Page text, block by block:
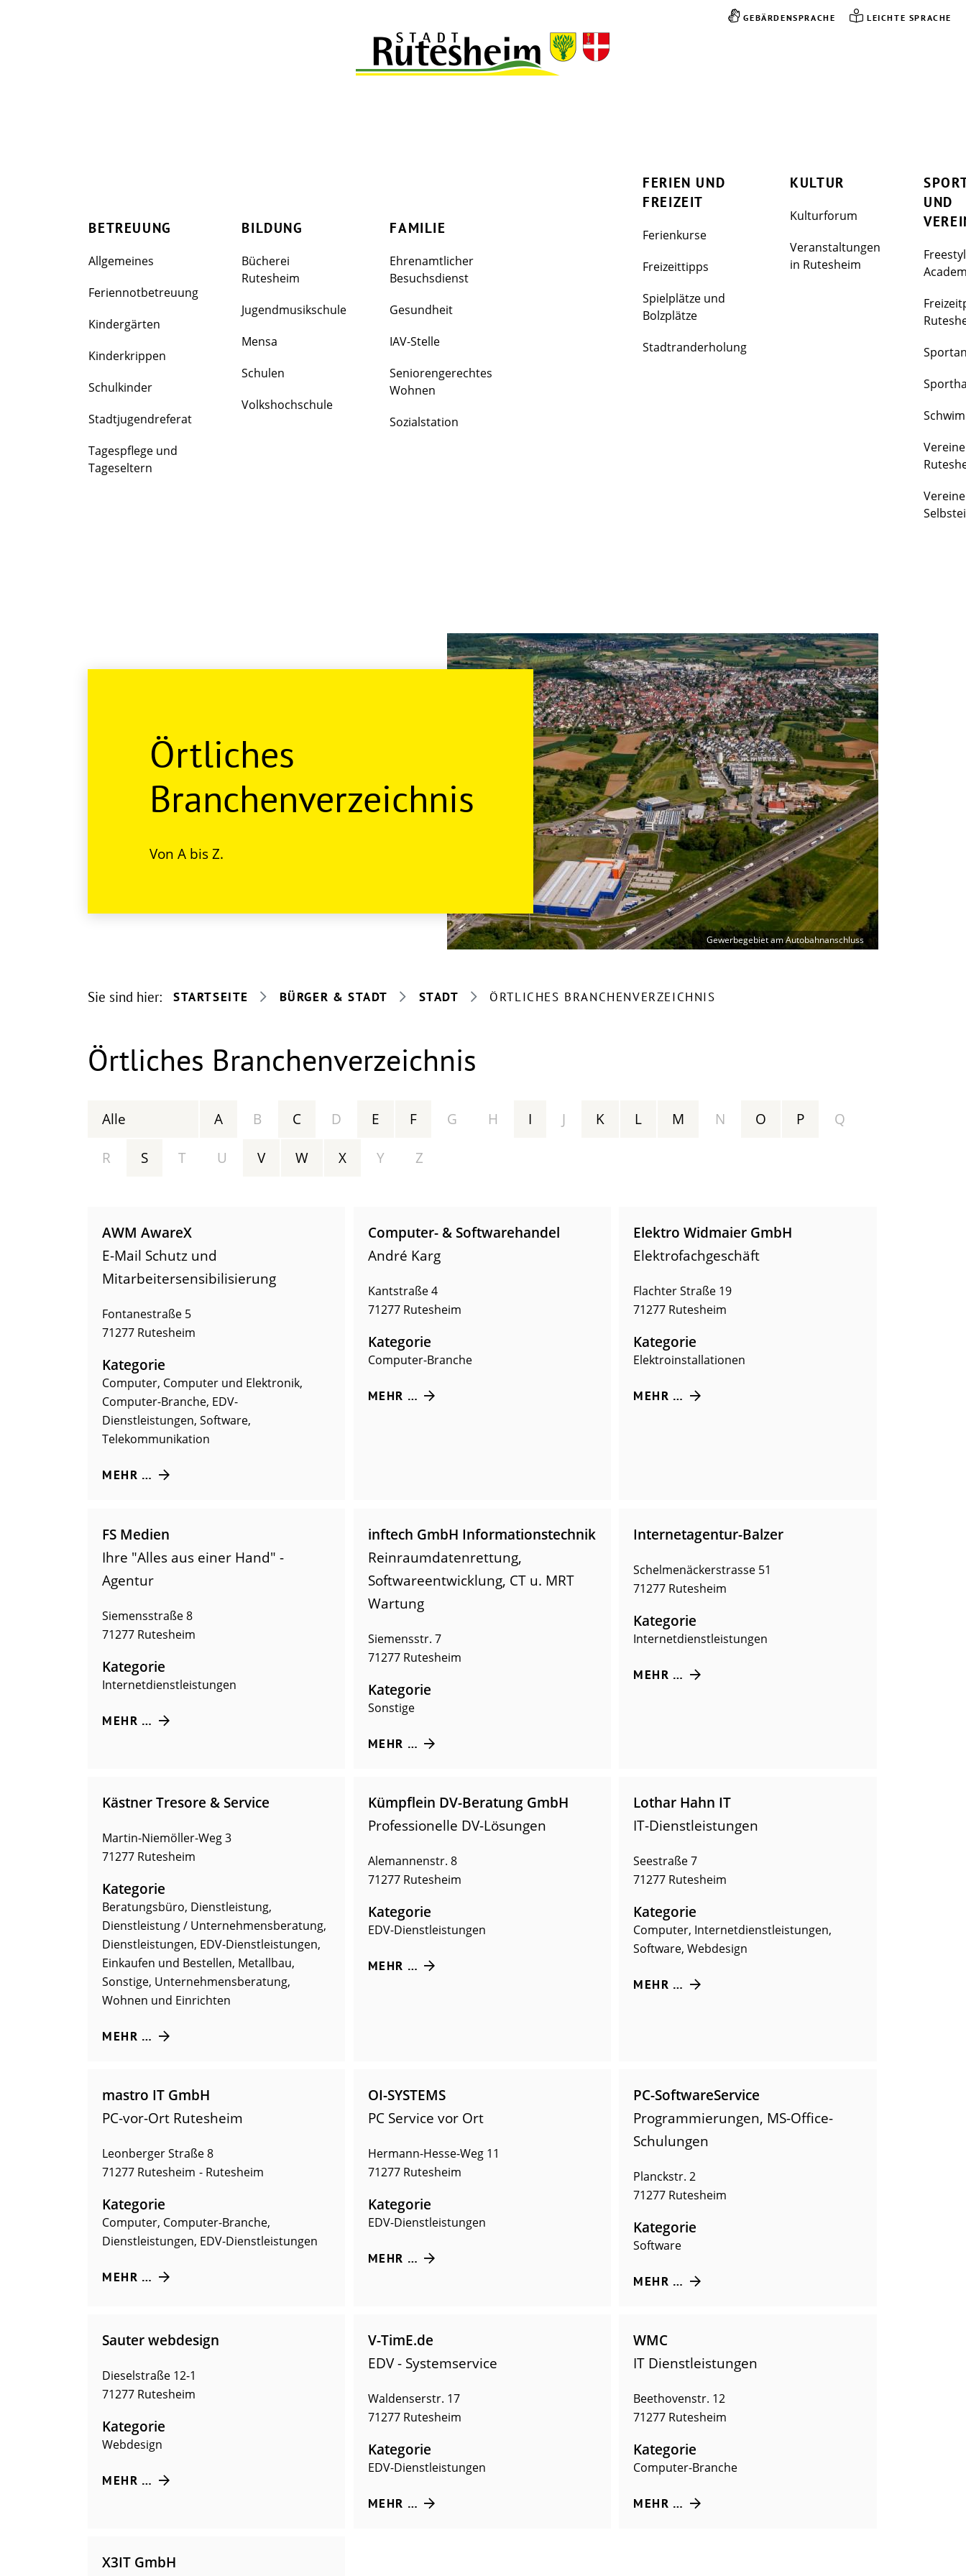
GEBÄRDENSPRACHE LEICHTE SPRACHE
FAMILIE
BILDUNG
BETREUUNG
Allgemeines
Feriennotbetreuung
Kindergärten
Kinderkrippen
Schulkinder
Stadtjugendreferat
Tagespflege und
Tageseltern
BILDUNG
Bücherei
Rutesheim
Jugendmusikschule
Mensa
Schulen
Volkshochschule
FAMILIE
Ehrenamtlicher
Besuchsdienst
Gesundheit
IAV-Stelle
Seniorengerechtes
Wohnen
Sozialstation
FERIEN UND
FREIZEIT
Ferienkurse
Freizeittipps
Spielplätze und
Bolzplätze
Stadtranderholung
KULTUR
Kulturforum
Veranstaltungen
in Rutesheim
UND
Vereine
Örtliches
Branchenverzeichnis
Von A bis Z.
Gewerbegebiet am Autobahnanschluss
Sie sind hier: STARTSEITE BÜRGER & STADT STADT ÖRTLICHES BRANCHENVERZEICHNIS
Örtliches Branchenverzeichnis
Alle A B C D E F G H I J K L M N O P Q
R S T U V W X Y Z
AWM AwareX
E-Mail Schutz und
Mitarbeitersensibilisierung
Fontanestraße 5
71277 Rutesheim
Kategorie
Computer, Computer und Elektronik,
Computer-Branche, EDV-
Dienstleistungen, Software,
Telekommunikation
MEHR …
Computer- & Softwarehandel
André Karg
Kantstraße 4
71277 Rutesheim
Kategorie
Computer-Branche
MEHR …
Elektro Widmaier GmbH
Elektrofachgeschäft
Flachter Straße 19
71277 Rutesheim
Kategorie
Elektroinstallationen
MEHR …
FS Medien
Ihre "Alles aus einer Hand" -
Agentur
Siemensstraße 8
71277 Rutesheim
Kategorie
Internetdienstleistungen
MEHR …
inftech GmbH Informationstechnik
Reinraumdatenrettung,
Softwareentwicklung, CT u. MRT
Wartung
Siemensstr. 7
71277 Rutesheim
Kategorie
Sonstige
MEHR …
Internetagentur-Balzer
Schelmenäckerstrasse 51
71277 Rutesheim
Kategorie
Internetdienstleistungen
MEHR …
Kästner Tresore & Service
Martin-Niemöller-Weg 3
71277 Rutesheim
Kategorie
Beratungsbüro, Dienstleistung,
Dienstleistung / Unternehmensberatung,
Dienstleistungen, EDV-Dienstleistungen,
Einkaufen und Bestellen, Metallbau,
Sonstige, Unternehmensberatung,
Wohnen und Einrichten
MEHR …
Kümpflein DV-Beratung GmbH
Professionelle DV-Lösungen
Alemannenstr. 8
71277 Rutesheim
Kategorie
EDV-Dienstleistungen
MEHR …
Lothar Hahn IT
IT-Dienstleistungen
Seestraße 7
71277 Rutesheim
Kategorie
Computer, Internetdienstleistungen,
Software,Webdesign
MEHR …
mastro IT GmbH
PC-vor-Ort Rutesheim
Rutesheim
Leonberger Straße 8
71277 Rutesheim
Kategorie
Computer, Computer-Branche,
Dienstleistungen, EDV-Dienstleistungen
MEHR …
OI-SYSTEMS
PC Service vor Ort
Hermann-Hesse-Weg 11
71277 Rutesheim
Kategorie
EDV-Dienstleistungen
MEHR …
PC-SoftwareService
Programmierungen, MS-Office-
Schulungen
Planckstr. 2
71277 Rutesheim
Kategorie
Software
MEHR …
Sauter webdesign
Dieselstraße 12-1
71277 Rutesheim
Kategorie
Webdesign
MEHR …
V-TimE.de
EDV - Systemservice
Waldenserstr. 17
71277 Rutesheim
Kategorie
EDV-Dienstleistungen
MEHR …
WMC
IT Dienstleistungen
Beethovenstr. 12
71277 Rutesheim
Kategorie
Computer-Branche
MEHR …
X3IT GmbH